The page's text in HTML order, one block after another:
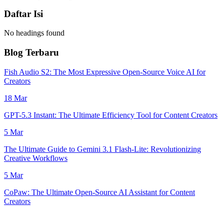
Daftar Isi
No headings found
Blog Terbaru
Fish Audio S2: The Most Expressive Open-Source Voice AI for
Creators
18 Mar
GPT-5.3 Instant: The Ultimate Efficiency Tool for Content Creators
5 Mar
The Ultimate Guide to Gemini 3.1 Flash-Lite: Revolutionizing
Creative Workflows
5 Mar
CoPaw: The Ultimate Open-Source AI Assistant for Content
Creators